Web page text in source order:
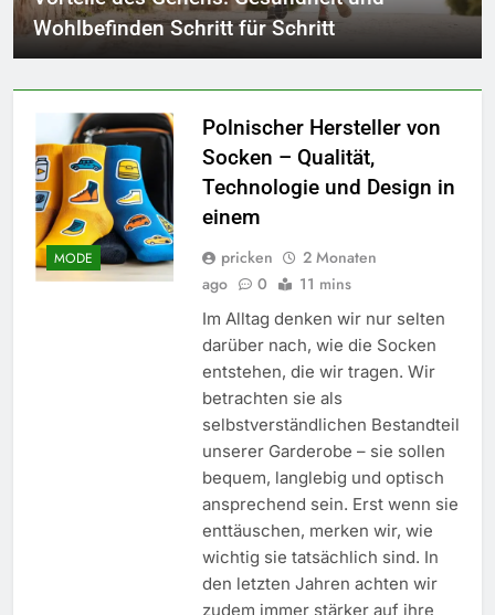
Wohlbefinden Schritt für Schritt
MODE
Polnischer Hersteller von
Socken – Qualität,
Technologie und Design in
einem
pricken
2 Monaten
ago
0 11 mins
Im Alltag denken wir nur selten
darüber nach, wie die Socken
entstehen, die wir tragen. Wir
betrachten sie als
selbstverständlichen Bestandteil
unserer Garderobe – sie sollen
bequem, langlebig und optisch
ansprechend sein. Erst wenn sie
enttäuschen, merken wir, wie
wichtig sie tatsächlich sind. In
den letzten Jahren achten wir
zudem immer stärker auf ihre